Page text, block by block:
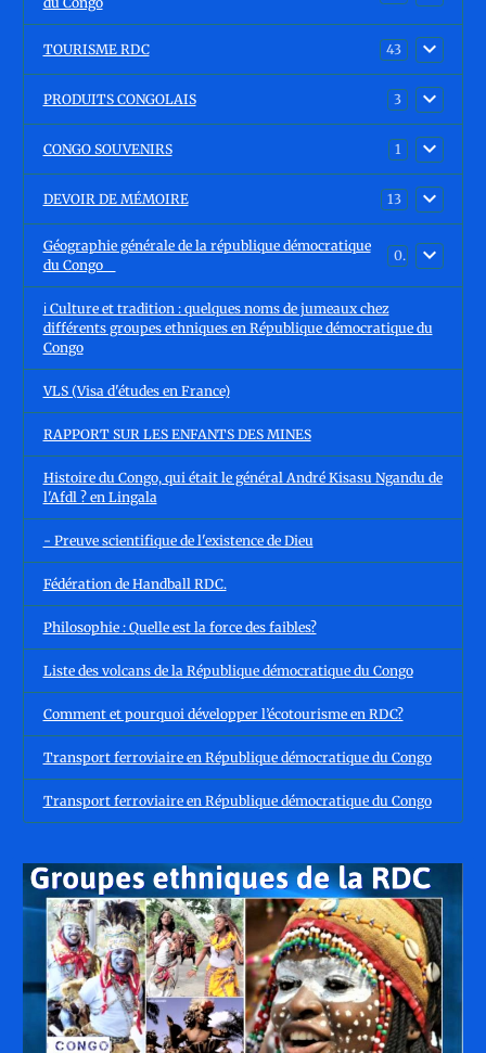
TOURISME RDC 43
PRODUITS CONGOLAIS 3
CONGO SOUVENIRS 1
DEVOIR DE MÉMOIRE 13
Géographie générale de la république démocratique
du Congo
0
ℹ️ Culture et tradition : quelques noms de jumeaux chez
différents groupes ethniques en République démocratique du
Congo
VLS (Visa d'études en France)
RAPPORT SUR LES ENFANTS DES MINES
Histoire du Congo, qui était le général André Kisasu Ngandu de
l'Afdl ? en Lingala
- Preuve scientifique de l'existence de Dieu
Fédération de Handball RDC.
Philosophie : Quelle est la force des faibles?
Liste des volcans de la République démocratique du Congo
Comment et pourquoi développer l’écotourisme en RDC?
Transport ferroviaire en République démocratique du Congo
Transport ferroviaire en République démocratique du Congo